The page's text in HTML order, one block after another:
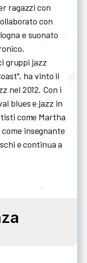
ragazzi con
con
e suonato
gruppi jazz
ha vinto il
nel 2012. Con i
blues e jazz in
come Martha
insegnante
e continua a